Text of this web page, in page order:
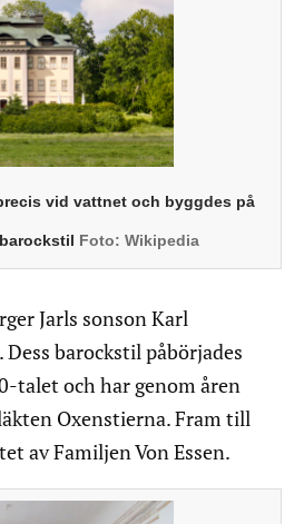
vid vattnet och byggdes på
Foto: Wikipedia
Jarls sonson Karl
Dess barockstil påbörjades
talet och har genom åren
Oxenstierna. Fram till
av Familjen Von Essen.